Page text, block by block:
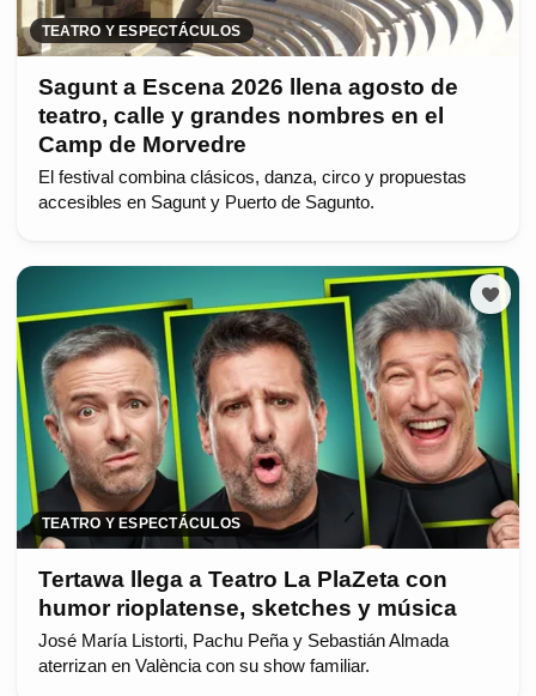
TEATRO Y ESPECTÁCULOS
Sagunt a Escena 2026 llena agosto de
teatro, calle y grandes nombres en el
Camp de Morvedre
El festival combina clásicos, danza, circo y propuestas
accesibles en Sagunt y Puerto de Sagunto.
TEATRO Y ESPECTÁCULOS
Tertawa llega a Teatro La PlaZeta con
humor rioplatense, sketches y música
José María Listorti, Pachu Peña y Sebastián Almada
aterrizan en València con su show familiar.